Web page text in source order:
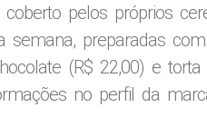
pelos próprios
semana, preparadas
(R$ 22,00) e
no perfil da